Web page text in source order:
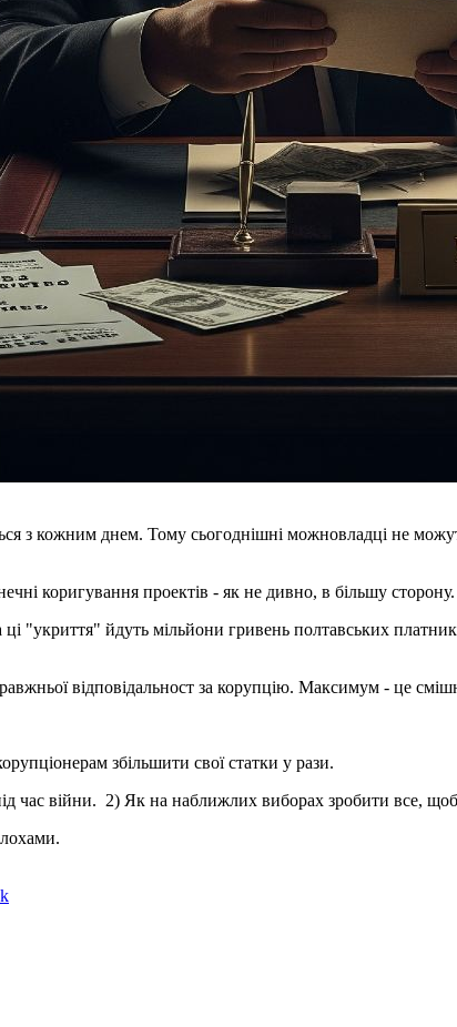
з кожним днем. Тому сьогоднішні можновладці не
коригування проектів - як не дивно, в більшу сторону.
"укриття" йдуть мільйони гривень полтавських
відповідальност за корупцію. Максимум - це
збільшити свої статки у рази.
час війни. 2) Як на наближлих виборах зробити все,